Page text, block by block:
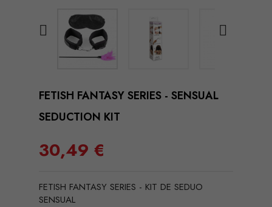
 
FETISH FANTASY SERIES - SENSUAL
SEDUCTION KIT
30,49 €
FETISH FANTASY SERIES - KIT DE SEDUO
SENSUAL